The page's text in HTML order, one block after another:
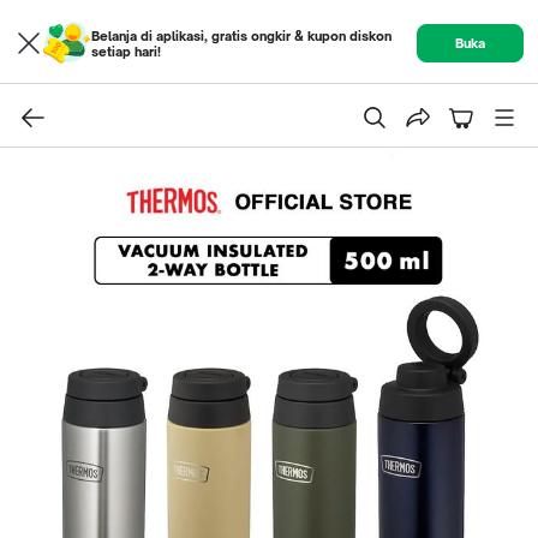
Belanja di aplikasi, gratis ongkir & kupon diskon
setiap hari!
Buka